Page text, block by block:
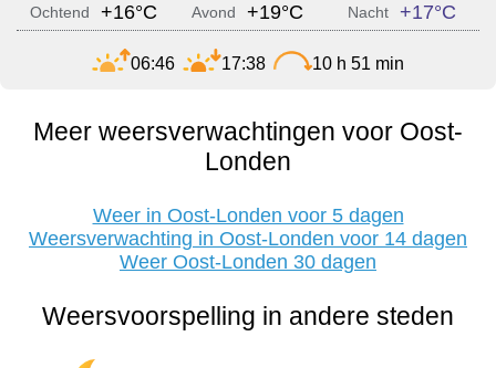
Ochtend +16°C Avond +19°C Nacht +17°C
06:46 17:38 10 h 51 min
Meer weersverwachtingen voor Oost-
Londen
Weer in Oost-Londen voor 5 dagen
Weersverwachting in Oost-Londen voor 14 dagen
Weer Oost-Londen 30 dagen
Weersvoorspelling in andere steden